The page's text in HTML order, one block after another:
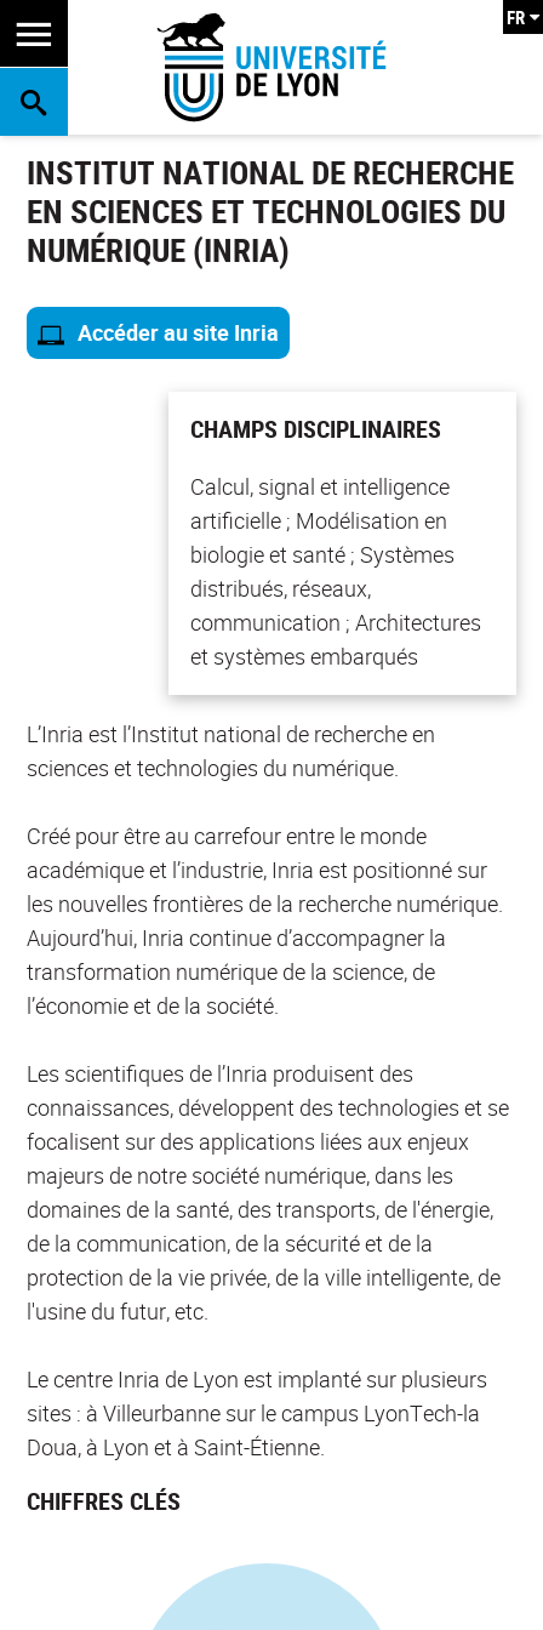
RECHERCHE
FR
INSTITUT NATIONAL DE RECHERCHE
EN SCIENCES ET TECHNOLOGIES DU
NUMÉRIQUE (INRIA)
Accéder au site Inria
L’Inria est l’Institut national de recherche en
sciences et technologies du numérique.
Créé pour être au carrefour entre le monde
académique et l’industrie, Inria est positionné sur
les nouvelles frontières de la recherche numérique.
Aujourd’hui, Inria continue d’accompagner la
transformation numérique de la science, de
l’économie et de la société.
Les scientifiques de l’Inria produisent des
connaissances, développent des technologies et se
focalisent sur des applications liées aux enjeux
majeurs de notre société numérique, dans les
domaines de la santé, des transports, de l'énergie,
de la communication, de la sécurité et de la
protection de la vie privée, de la ville intelligente, de
l'usine du futur, etc.
Le centre Inria de Lyon est implanté sur plusieurs
sites : à Villeurbanne sur le campus LyonTech-la
Doua, à Lyon et à Saint-Étienne.
CHIFFRES CLÉS
CHAMPS DISCIPLINAIRES
Calcul, signal et intelligence
artificielle ; Modélisation en
biologie et santé ; Systèmes
distribués, réseaux,
communication ; Architectures
et systèmes embarqués